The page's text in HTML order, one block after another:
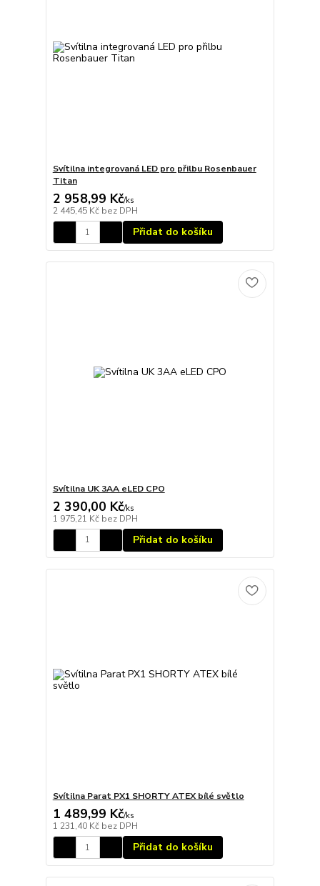
Svítilna integrovaná LED pro přilbu Rosenbauer
Titan
2 958,99 Kč/ks
2 445,45 Kč bez DPH
Přidat do košíku
Svítilna UK 3AA eLED CPO
2 390,00 Kč/ks
1 975,21 Kč bez DPH
Přidat do košíku
Svítilna Parat PX1 SHORTY ATEX bílé světlo
1 489,99 Kč/ks
1 231,40 Kč bez DPH
Přidat do košíku